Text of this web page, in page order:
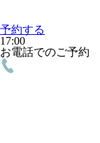
予約する
17:00
お電話でのご予約